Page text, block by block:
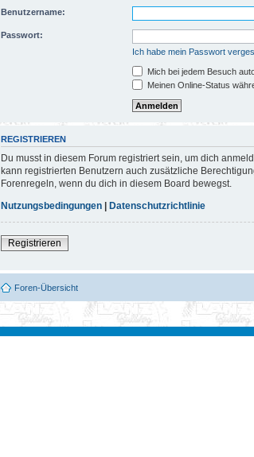
Benutzername:
Passwort:
Ich habe mein Passwort
Mich bei jedem Besuch
Meinen Online-Status
REGISTRIEREN
Du musst in diesem Forum registriert sein, um dich
kann registrierten Benutzern auch zusätzliche
Forenregeln, wenn du dich in diesem Board bewegst.
Nutzungsbedingungen | Datenschutzrichtlinie
Registrieren
Foren-Übersicht